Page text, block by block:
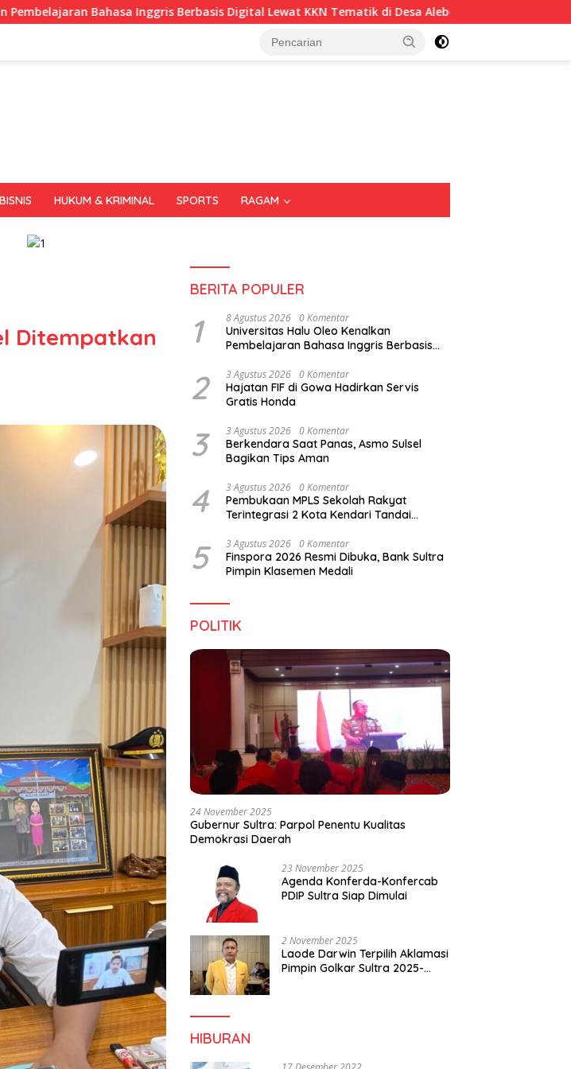
Berbasis Digital Lewat KKN Tematik di Desa Alebo Imigrasi Sultra Perkuat Kepedulian
HUKUM & KRIMINAL SPORTS RAGAM
Ditempatkan
BERITA POPULER
1 8 Agustus 2026 0 Komentar
Universitas Halu Oleo Kenalkan
Pembelajaran Bahasa Inggris Berbasis
2 3 Agustus 2026 0 Komentar
Hajatan FIF di Gowa Hadirkan Servis
Gratis Honda
3 3 Agustus 2026 0 Komentar
Berkendara Saat Panas, Asmo Sulsel
Bagikan Tips Aman
4 3 Agustus 2026 0 Komentar
Pembukaan MPLS Sekolah Rakyat
Terintegrasi 2 Kota Kendari Tandai
5 3 Agustus 2026 0 Komentar
Finspora 2026 Resmi Dibuka, Bank Sultra
Pimpin Klasemen Medali
POLITIK
24 November 2025
Gubernur Sultra: Parpol Penentu Kualitas
Demokrasi Daerah
23 November 2025
Agenda Konferda-Konfercab
PDIP Sultra Siap Dimulai
2 November 2025
Laode Darwin Terpilih Aklamasi
Pimpin Golkar Sultra 2025-
HIBURAN